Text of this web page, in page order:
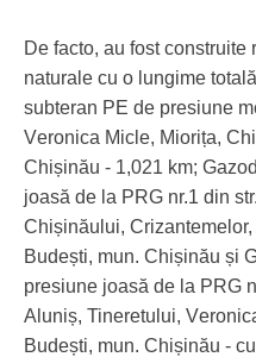
De facto, au fost
naturale cu о lungime
subteran РЕ de presiune
Vеroniса Micle, Miorița,
Сhișinău - 1,021 km;
joasă de la PRG nr.1 din
Chișinăului,
Budești, mun. Chișinău și
presiune joasă de la PRG
Aluniș, Tineretului,
Budești, mun. Chișinău -